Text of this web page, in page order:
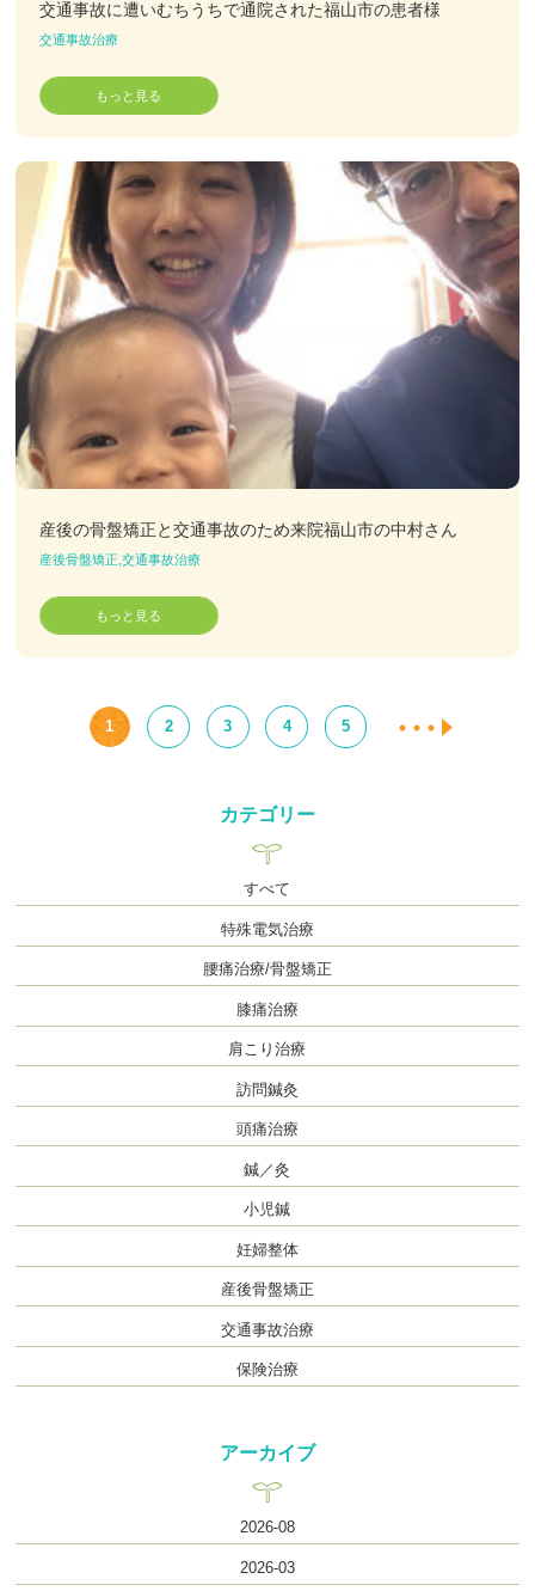
交通事故に遭いむちうちで通院された福山市の患者様
交通事故治療
もっと見る
産後の骨盤矯正と交通事故のため来院福山市の中村さん
産後骨盤矯正,交通事故治療
もっと見る
1 2 3 4 5
カテゴリー
すべて
特殊電気治療
腰痛治療/骨盤矯正
膝痛治療
肩こり治療
訪問鍼灸
頭痛治療
鍼／灸
小児鍼
妊婦整体
産後骨盤矯正
交通事故治療
保険治療
アーカイブ
2026-08
2026-03